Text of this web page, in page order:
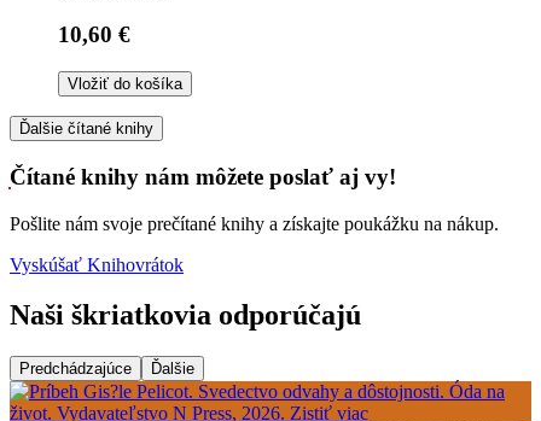
10,60 €
Vložiť do košíka
Ďalšie čítané knihy
Čítané knihy nám môžete poslať aj vy!
Pošlite nám svoje prečítané knihy a získajte poukážku na nákup.
Vyskúšať Knihovrátok
Naši škriatkovia odporúčajú
Predchádzajúce Ďalšie